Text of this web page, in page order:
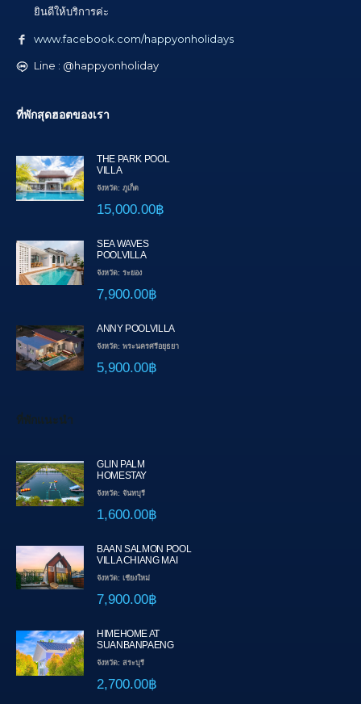
ยินดีให้บริการค่ะ
www.facebook.com/happyonholidays
Line : @happyonholiday
ที่พักสุดฮอตของเรา
THE PARK POOL
VILLA
จังหวัด: ภูเก็ต
15,000.00฿
SEA WAVES
POOLVILLA
จังหวัด: ระยอง
7,900.00฿
ANNY POOLVILLA
จังหวัด: พระนครศรีอยุธยา
5,900.00฿
ที่พักแนะนำ
GLIN PALM
HOMESTAY
จังหวัด: จันทบุรี
1,600.00฿
BAAN SALMON POOL
VILLA CHIANG MAI
จังหวัด: เชียงใหม่
7,900.00฿
HIMEHOME AT
SUANBANPAENG
จังหวัด: สระบุรี
2,700.00฿